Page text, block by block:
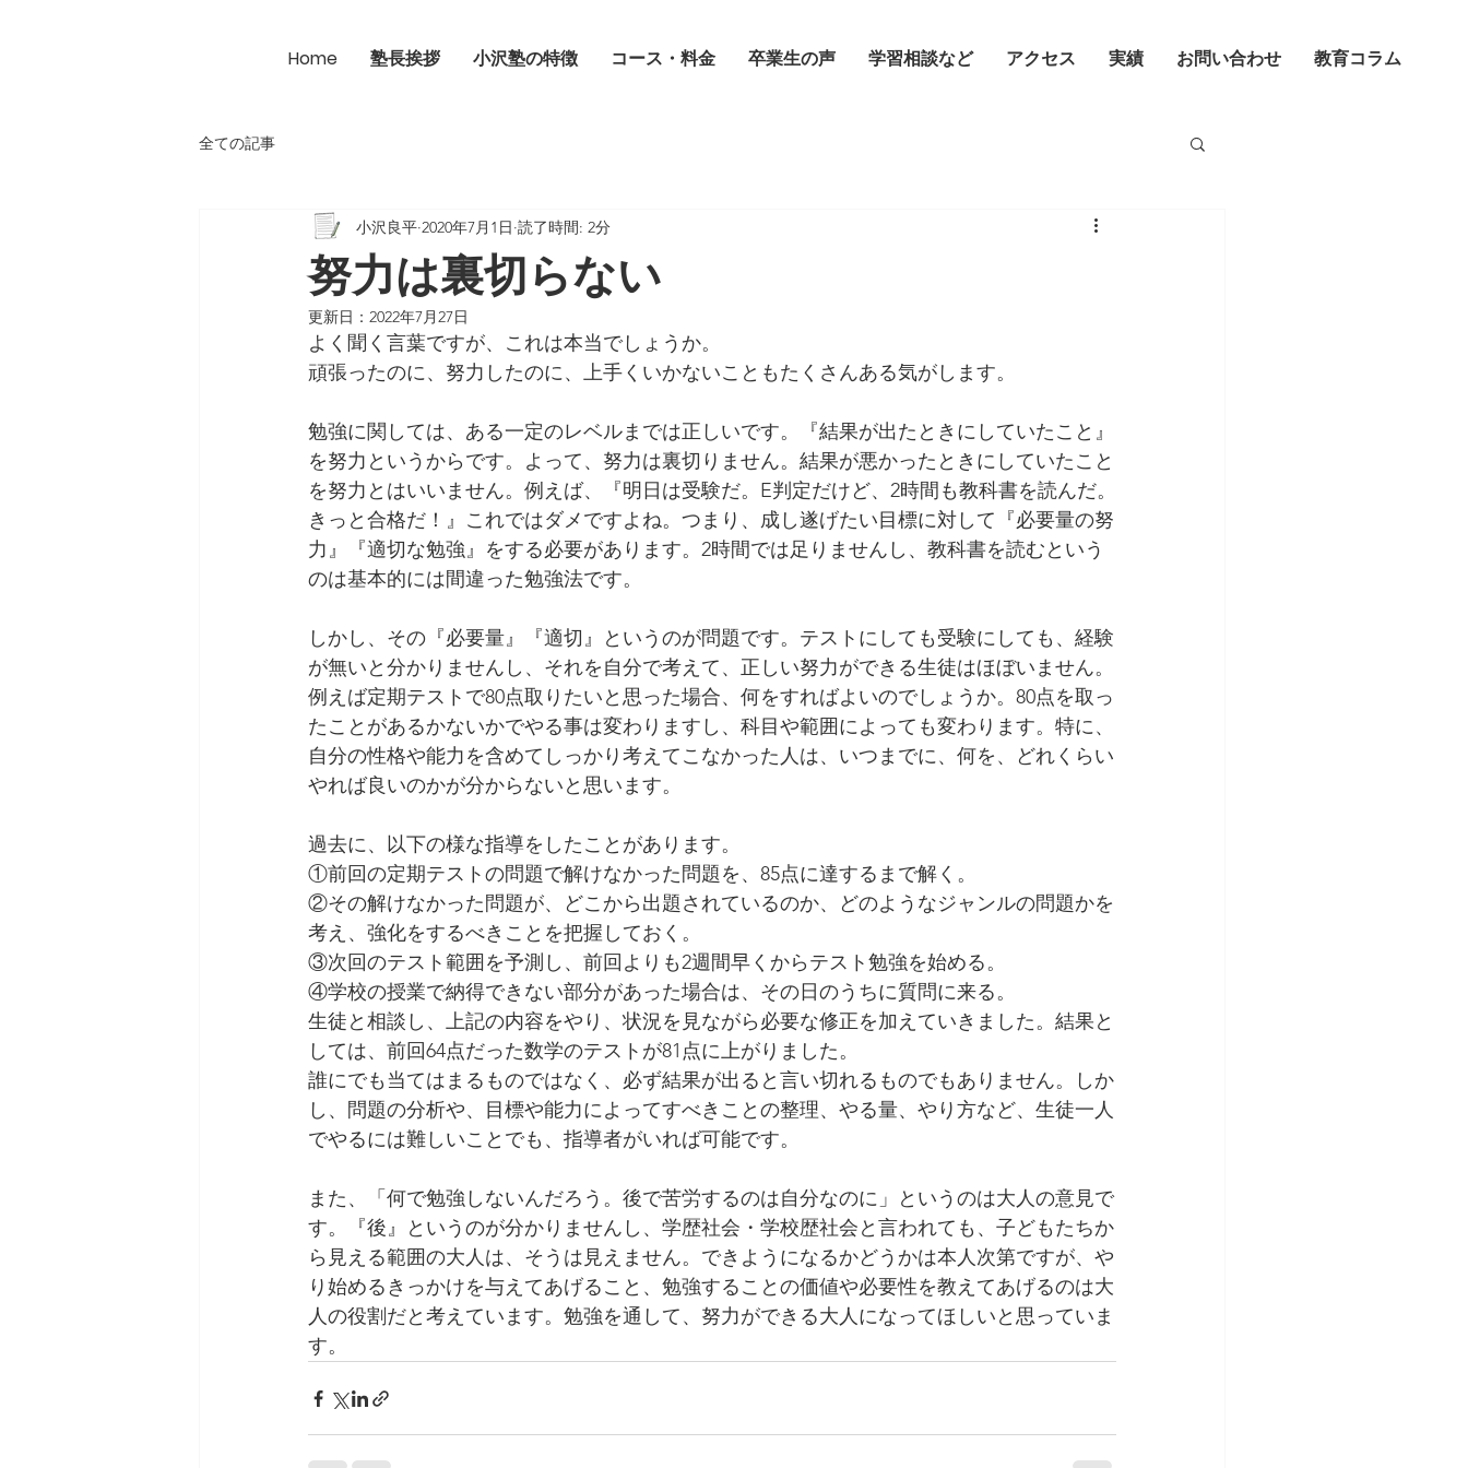
Home 塾長挨拶 小沢塾の特徴 コース・料金 卒業生の声 学習相談など アクセス 実績 お問い合わせ 教育コラム
全ての記事
努力は裏切らない
小沢良平 2020年7月1日 読了時間: 2分
更新日： 2022年7月27日
よく聞く言葉ですが、これは本当でしょうか。
頑張ったのに、努力したのに、上手くいかないこともたくさんある気がします。
勉強に関しては、ある一定のレベルまでは正しいです。『結果が出たときにしていたこと』
を努力というからです。よって、努力は裏切りません。結果が悪かったときにしていたこと
を努力とはいいません。例えば、『明日は受験だ。E判定だけど、2時間も教科書を読んだ。
きっと合格だ！』これではダメですよね。つまり、成し遂げたい目標に対して『必要量の努
力』『適切な勉強』をする必要があります。2時間では足りませんし、教科書を読むという
のは基本的には間違った勉強法です。
しかし、その『必要量』『適切』というのが問題です。テストにしても受験にしても、経験
が無いと分かりませんし、それを自分で考えて、正しい努力ができる生徒はほぼいません。
例えば定期テストで80点取りたいと思った場合、何をすればよいのでしょうか。80点を取っ
たことがあるかないかでやる事は変わりますし、科目や範囲によっても変わります。特に、
自分の性格や能力を含めてしっかり考えてこなかった人は、いつまでに、何を、どれくらい
やれば良いのかが分からないと思います。
過去に、以下の様な指導をしたことがあります。
①前回の定期テストの問題で解けなかった問題を、85点に達するまで解く。
②その解けなかった問題が、どこから出題されているのか、どのようなジャンルの問題かを
考え、強化をするべきことを把握しておく。
③次回のテスト範囲を予測し、前回よりも2週間早くからテスト勉強を始める。
④学校の授業で納得できない部分があった場合は、その日のうちに質問に来る。
生徒と相談し、上記の内容をやり、状況を見ながら必要な修正を加えていきました。結果と
しては、前回64点だった数学のテストが81点に上がりました。
誰にでも当てはまるものではなく、必ず結果が出ると言い切れるものでもありません。しか
し、問題の分析や、目標や能力によってすべきことの整理、やる量、やり方など、生徒一人
でやるには難しいことでも、指導者がいれば可能です。
また、「何で勉強しないんだろう。後で苦労するのは自分なのに」というのは大人の意見で
す。『後』というのが分かりませんし、学歴社会・学校歴社会と言われても、子どもたちか
ら見える範囲の大人は、そうは見えません。できようになるかどうかは本人次第ですが、や
り始めるきっかけを与えてあげること、勉強することの価値や必要性を教えてあげるのは大
人の役割だと考えています。勉強を通して、努力ができる大人になってほしいと思っていま
す。